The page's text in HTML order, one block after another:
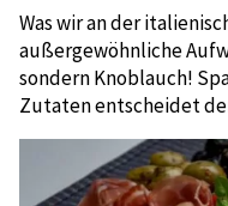
Was wir an der
außergewöhnliche
sondern Knoblauch!
Zutaten entscheidet